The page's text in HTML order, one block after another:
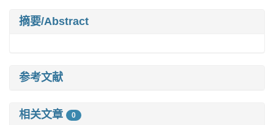
摘要/Abstract
参考文献
相关文章 0